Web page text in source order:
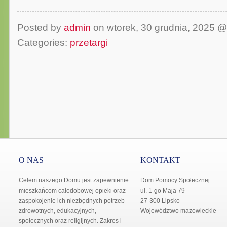
Posted by admin on wtorek, 30 grudnia, 2025
Categories: przetargi
O NAS
Celem naszego Domu jest zapewnienie
mieszkańcom całodobowej opieki oraz
zaspokojenie ich niezbędnych potrzeb
zdrowotnych, edukacyjnych,
społecznych oraz religijnych. Zakres i
KONTAKT
Dom Pomocy Społecznej
ul. 1-go Maja 79
27-300 Lipsko
Województwo mazowieckie